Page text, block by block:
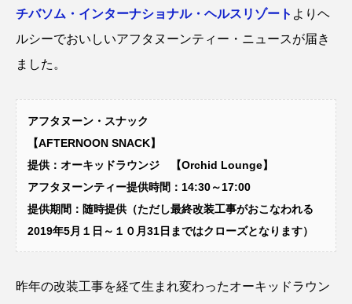
チバソム・インターナショナル・ヘルスリゾート よりヘ
ルシーでおいしいアフタヌーンティー・ニュースが届き
ました。
アフタヌーン・スナック
【AFTERNOON SNACK】
提供：オーキッドラウンジ 【Orchid Lounge】
アフタヌーンティー提供時間：14:30～17:00
提供期間：随時提供（ただし最終改装工事がおこなわれる
2019年5月１日～１０月31日まではクローズとなります）
昨年の改装工事を経て生まれ変わったオーキッドラウン